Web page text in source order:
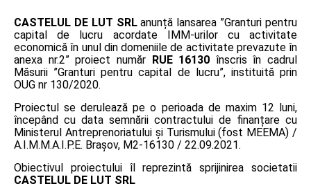
CASTELUL DE LUT SRLanunță lansarea ”Granturi pentru
capital de lucru acordate IMM-urilor cu activitate
economică în unul din domeniile de activitate prevazute în
anexa nr.2” proiect număr RUE 16130 înscris în cadrul
Măsurii ”Granturi pentru capital de lucru”, instituită prin
OUG nr 130/2020.
Proiectul se derulează pe o perioada de maxim 12 luni,
începând cu data semnării contractului de finanțare cu
Ministerul Antreprenoriatului și Turismului (fost MEEMA) /
A.I.M.M.A.I.P.E. Braşov, M2-16130 / 22.09.2021.
Obiectivul proiectului îl reprezintă sprijinirea societatii
CASTELUL DE LUT SRL